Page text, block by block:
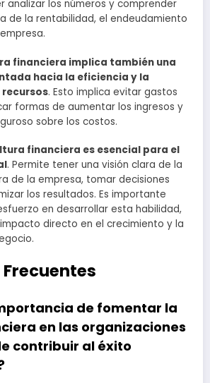
analizar los números y comprender
de la rentabilidad, el endeudamiento
financiera implica también una
hacia la eficiencia y la
. Esto implica evitar gastos
formas de aumentar los ingresos y
sobre los costos.
financiera es esencial para el
. Permite tener una visión clara de la
de la empresa, tomar decisiones
los resultados. Es importante
en desarrollar esta habilidad,
directo en el crecimiento y la
de fomentar la
en las organizaciones
contribuir al éxito